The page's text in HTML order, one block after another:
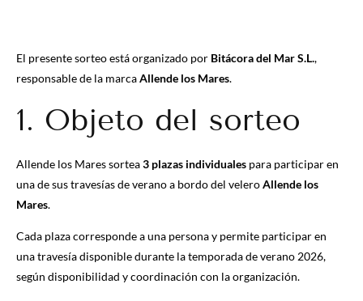
El presente sorteo está organizado por Bitácora del Mar S.L.,
responsable de la marcaAllende los Mares.
1. Objeto del sorteo
Allende los Mares sortea3 plazas individuales para participar en
una de sus travesías de verano a bordo del veleroAllende los
Mares.
Cada plaza corresponde a una persona y permite participar en
una travesía disponible durante la temporada de verano 2026,
según disponibilidad y coordinación con la organización.